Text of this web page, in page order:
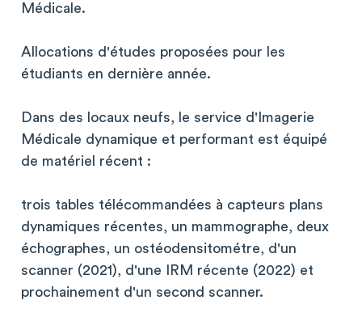
Médicale.
Allocations d'études proposées pour les
étudiants en dernière année.
Dans des locaux neufs, le service d'Imagerie
Médicale dynamique et performant est équipé
de matériel récent :
trois tables télécommandées à capteurs plans
dynamiques récentes, un mammographe, deux
échographes, un ostéodensitométre, d'un
scanner (2021), d'une IRM récente (2022) et
prochainement d'un second scanner.